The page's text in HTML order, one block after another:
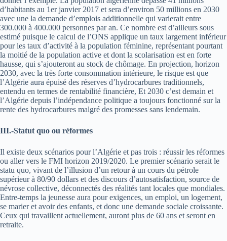
d’habitants au 1er janvier 2017 et sera d’environ 50 millions en 2030
avec une la demande d’emplois additionnelle qui varierait entre
300.000 à 400.000 personnes par an. Ce nombre est d’ailleurs sous
estimé puisque le calcul de l’ONS applique un taux largement inférieur
pour les taux d’activité à la population féminine, représentant pourtant
la moitié de la population active et dont la scolarisation est en forte
hausse, qui s’ajouteront au stock de chômage. En projection, horizon
2030, avec la très forte consommation intérieure, le risque est que
l’Algérie aura épuisé des réserves d’hydrocarbures traditionnels,
entendu en termes de rentabilité financière, Et 2030 c’est demain et
l’Algérie depuis l’indépendance politique a toujours fonctionné sur la
rente des hydrocarbures malgré des promesses sans lendemain.
III.-Statut quo ou réformes
Il existe deux scénarios pour l’Algérie et pas trois : réussir les réformes
ou aller vers le FMI horizon 2019/2020. Le premier scénario serait le
statu quo, vivant de l’illusion d’un retour à un cours du pétrole
supérieur à 80/90 dollars et des discours d’autosatisfaction, source de
névrose collective, déconnectés des réalités tant locales que mondiales.
Entre-temps la jeunesse aura pour exigences, un emploi, un logement,
se marier et avoir des enfants, et donc une demande sociale croissante.
Ceux qui travaillent actuellement, auront plus de 60 ans et seront en
retraite.